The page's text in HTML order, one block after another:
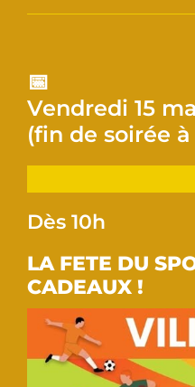
📅
Vendredi 15
(fin de soirée
Dès 10h
LA FETE DU
CADEAUX !